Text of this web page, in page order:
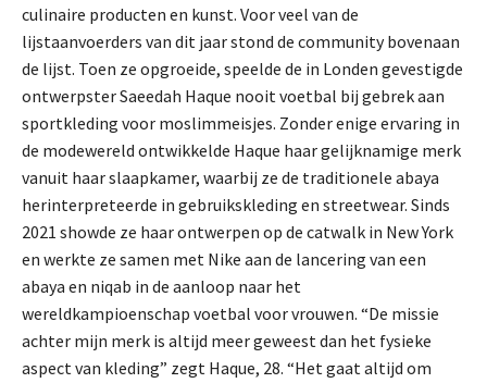
culinaire producten en kunst. Voor veel van de
lijstaanvoerders van dit jaar stond de community bovenaan
de lijst. Toen ze opgroeide, speelde de in Londen gevestigde
ontwerpster Saeedah Haque nooit voetbal bij gebrek aan
sportkleding voor moslimmeisjes. Zonder enige ervaring in
de modewereld ontwikkelde Haque haar gelijknamige merk
vanuit haar slaapkamer, waarbij ze de traditionele abaya
herinterpreteerde in gebruikskleding en streetwear. Sinds
2021 showde ze haar ontwerpen op de catwalk in New York
en werkte ze samen met Nike aan de lancering van een
abaya en niqab in de aanloop naar het
wereldkampioenschap voetbal voor vrouwen. “De missie
achter mijn merk is altijd meer geweest dan het fysieke
aspect van kleding” zegt Haque, 28. “Het gaat altijd om